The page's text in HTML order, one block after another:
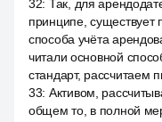
32: Так, для
принципе, существует
способа учёта
читали основной
стандарт, рассчитаем
33: Активом,
общем то, в полной